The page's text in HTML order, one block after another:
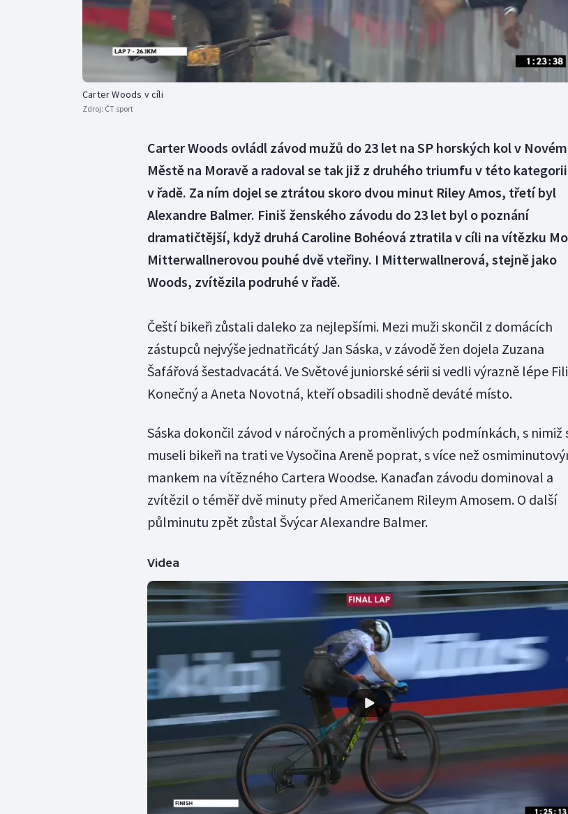
Carter Woods v cíli
Zdroj: ČT sport
Carter Woods ovládl závod mužů do 23 let na SP horských kol v Novém
Městě na Moravě a radoval se tak již z druhého triumfu v této kategorii
v řadě. Za ním dojel se ztrátou skoro dvou minut Riley Amos, třetí byl
Alexandre Balmer. Finiš ženského závodu do 23 let byl o poznání
dramatičtější, když druhá Caroline Bohéová ztratila v cíli na vítězku
Mitterwallnerovou pouhé dvě vteřiny. I Mitterwallnerová, stejně jako
Woods, zvítězila podruhé v řadě.
Čeští bikeři zůstali daleko za nejlepšími. Mezi muži skončil z domácích
zástupců nejvýše jednatřicátý Jan Sáska, v závodě žen dojela Zuzana
Šafářová šestadvacátá. Ve Světové juniorské sérii si vedli výrazně lépe
Konečný a Aneta Novotná, kteří obsadili shodně deváté místo.
Sáska dokončil závod v náročných a proměnlivých podmínkách, s nimiž
museli bikeři na trati ve Vysočina Areně poprat, s více než
mankem na vítězného Cartera Woodse. Kanaďan závodu dominoval a
zvítězil o téměř dvě minuty před Američanem Rileym Amosem. O další
půlminutu zpět zůstal Švýcar Alexandre Balmer.
Videa